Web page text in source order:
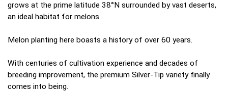
grows at the prime latitude 38°N surrounded by vast deserts,
an ideal habitat for melons.
Melon planting here boasts a history of over 60 years.
With centuries of cultivation experience and decades of
breeding improvement, the premium Silver-Tip variety finally
comes into being.